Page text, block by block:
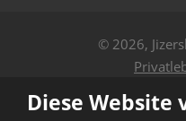
© 2026,
Diese Website